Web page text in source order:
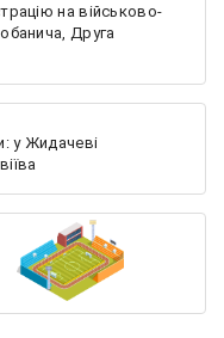
на військово-
Друга
у Жидачеві